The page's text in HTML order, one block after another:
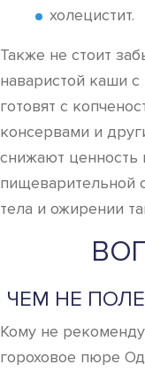
холецистит.
Также не стоит
наваристой каши
готовят с
консервами и
снижают ценность
пищеварительной
тела и ожирении
ЧЕМ НЕ
Кому не
гороховое пюре